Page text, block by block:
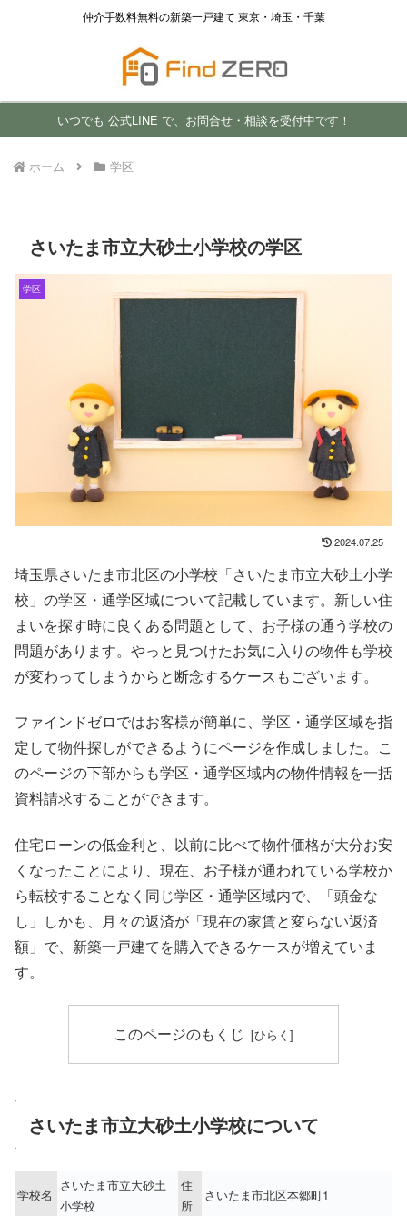
仲介手数料無料の新築一戸建て 東京・埼玉・千葉
いつでも 公式LINE で、お問合せ・相談を受付中です！
ホーム 学区
さいたま市立大砂土小学校の学区
学区
2024.07.25
埼玉県さいたま市北区の小学校「さいたま市立大砂土小学
校」の学区・通学区域について記載しています。新しい住
まいを探す時に良くある問題として、お子様の通う学校の
問題があります。やっと見つけたお気に入りの物件も学校
が変わってしまうからと断念するケースもございます。
ファインドゼロではお客様が簡単に、学区・通学区域を指
定して物件探しができるようにページを作成しました。こ
のページの下部からも学区・通学区域内の物件情報を一括
資料請求することができます。
住宅ローンの低金利と、以前に比べて物件価格が大分お安
くなったことにより、現在、お子様が通われている学校か
ら転校することなく同じ学区・通学区域内で、「頭金な
し」しかも、月々の返済が「現在の家賃と変らない返済
額」で、新築一戸建てを購入できるケースが増えていま
す。
このページのもくじ
さいたま市立大砂土小学校について
学校名
さいたま市立大砂土
小学校
住
所
さいたま市北区本郷町1